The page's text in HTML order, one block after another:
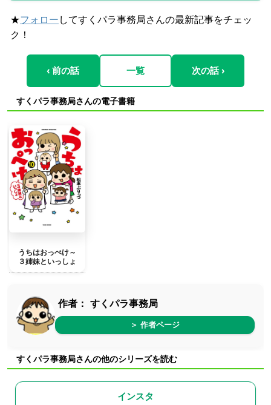
★フォロー してすくパラ事務局さんの最新記事をチェッ
ク！
‹ 前の話 一覧 次の話 ›
すくパラ事務局さんの電子書籍
うちはおっぺけ～
３姉妹といっしょ
作者： すくパラ事務局
＞ 作者ページ
すくパラ事務局さんの他のシリーズを読む
インスタ